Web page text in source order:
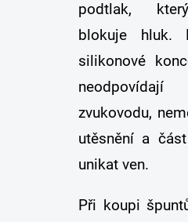
podtlak,
blokuje hluk.
silikonové
zvukovodu,
utěsnění a
unikat ven.
Při koupi